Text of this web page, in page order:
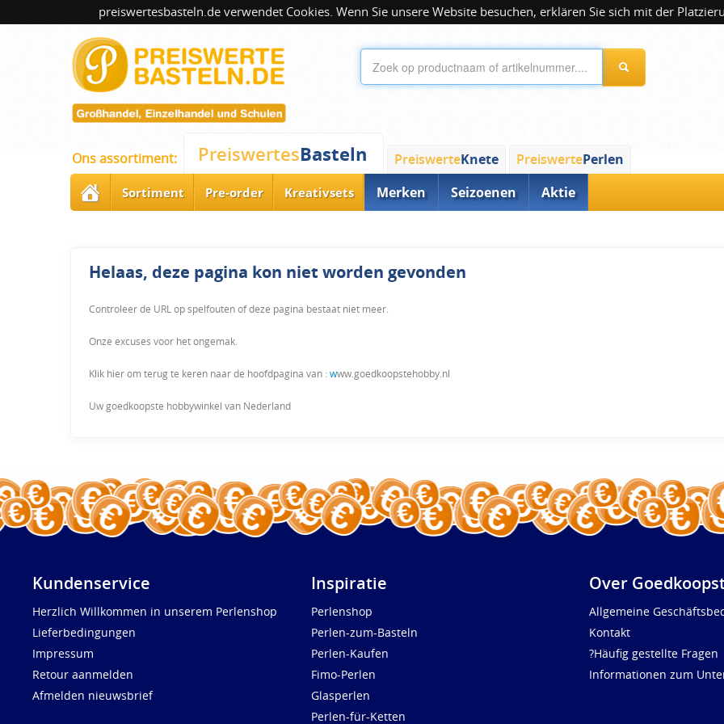
preiswertesbasteln.de verwendet Cookies. Wenn Sie unsere Website besuchen, erklären Sie sich mit der
Ons assortiment: PreiswertesBasteln PreiswerteKnete PreiswertePerlen
Sortiment Pre-order Kreativsets Merken Seizoenen Aktie
Helaas, deze pagina kon niet worden gevonden
Controleer de URL op spelfouten of deze pagina bestaat niet meer.
Onze excuses voor het ongemak.
Klik hier om terug te keren naar de hoofdpagina van : www.goedkoopstehobby.nl
Uw goedkoopste hobbywinkel van Nederland
Kundenservice
Herzlich Willkommen in unserem Perlenshop
Lieferbedingungen
Impressum
Retour aanmelden
Afmelden nieuwsbrief
Inspiratie
Perlenshop
Perlen-zum-Basteln
Perlen-Kaufen
Fimo-Perlen
Glasperlen
Perlen-für-Ketten
Over
Allgemeine
Kontakt
?Häufig gestellte Fragen
Informationen zum